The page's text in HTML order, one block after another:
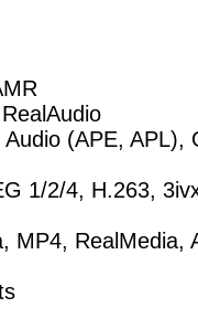
(APE, APL),
1/2/4, H.263,
MP4, RealMedia,